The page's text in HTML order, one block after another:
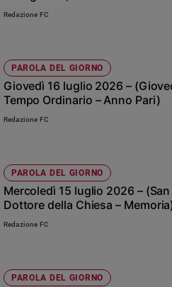
Redazione FC
PAROLA DEL GIORNO
Giovedì 16 luglio 2026 –
Tempo Ordinario – Anno Pari)
Redazione FC
PAROLA DEL GIORNO
Mercoledì 15 luglio 2026 –
Dottore della Chiesa –
Redazione FC
PAROLA DEL GIORNO